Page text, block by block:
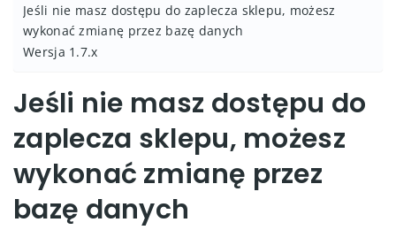
Jeśli nie masz dostępu do zaplecza sklepu, możesz
wykonać zmianę przez bazę danych
Wersja 1.7.x
Jeśli nie masz dostępu do
zaplecza sklepu, możesz
wykonać zmianę przez
bazę danych